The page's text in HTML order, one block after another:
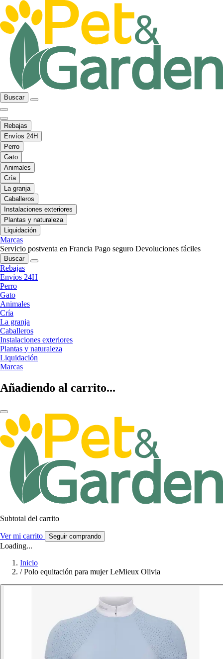
Buscar
Rebajas
Envíos 24H
Perro
Gato
Animales
Cría
La granja
Caballeros
Instalaciones exteriores
Plantas y naturaleza
Liquidación
Marcas
Servicio postventa en Francia Pago seguro Devoluciones fáciles
Buscar
Rebajas
Envíos 24H
Perro
Gato
Animales
Cría
La granja
Caballeros
Instalaciones exteriores
Plantas y naturaleza
Liquidación
Marcas
Añadiendo al carrito...
Subtotal del carrito
Ver mi carrito Seguir comprando
Loading...
Inicio
/ Polo equitación para mujer LeMieux Olivia